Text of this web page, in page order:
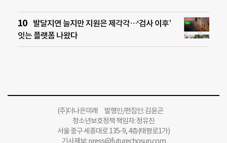
발달지연 늘지만 지원은 제각각…‘검사 이후’
잇는 플랫폼 나왔다
(주)더나은미래 발행인/편집인: 김윤곤
청소년보호정책 책임자: 정유진
서울 중구 세종대로 135-9, 4층(태평로1가)
기사제보:press@futurechosun.com